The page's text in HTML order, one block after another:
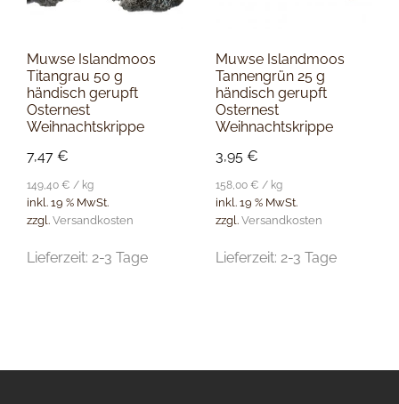
Muwse Islandmoos
Titangrau 50 g
händisch gerupft
Osternest
Weihnachtskrippe
7,47 €
149,40 € / kg
inkl. 19 % MwSt.
zzgl. Versandkosten
Lieferzeit: 2-3 Tage
Muwse Islandmoos
Tannengrün 25 g
händisch gerupft
Osternest
Weihnachtskrippe
3,95€
158,00€ / kg
inkl. 19 % MwSt.
zzgl.Versandkosten
Lieferzeit:2-3 Tage